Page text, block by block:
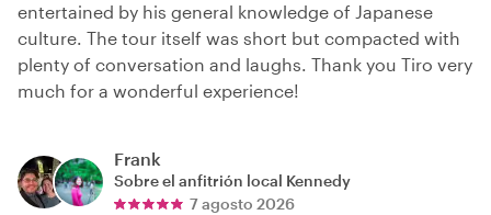
entertained by his general knowledge of Japanese
culture. The tour itself was short but compacted with
plenty of conversation and laughs. Thank you Tiro very
much for a wonderful experience!
Frank
Sobre el anfitrión local Kennedy
7 agosto 2026